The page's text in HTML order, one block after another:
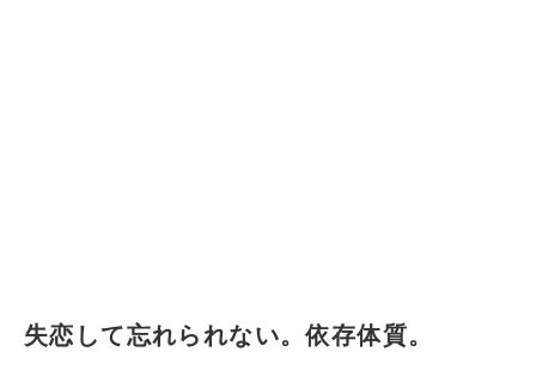
失恋して忘れられない。依存体質。